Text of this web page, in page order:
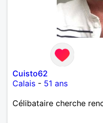
Cuisto62
Calais - 51 ans
Célibataire cherche